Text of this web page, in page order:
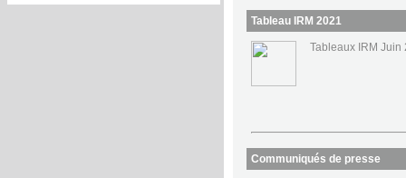
Tableau IRM 2021
Tableaux IRM Juin
Communiqués de presse